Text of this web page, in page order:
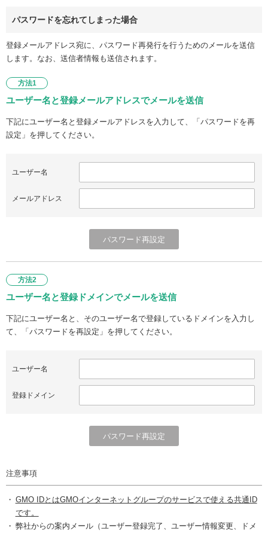
パスワードを忘れてしまった場合
登録メールアドレス宛に、パスワード再発行を行うためのメールを送信
します。なお、送信者情報も送信されます。
方法1
ユーザー名と登録メールアドレスでメールを送信
下記にユーザー名と登録メールアドレスを入力して、「パスワードを再
設定」を押してください。
ユーザー名
メールアドレス
方法2
ユーザー名と登録ドメインでメールを送信
下記にユーザー名と、そのユーザー名で登録しているドメインを入力し
て、「パスワードを再設定」を押してください。
ユーザー名
登録ドメイン
注意事項
GMO IDとはGMOインターネットグループのサービスで使える共通ID
です。
弊社からの案内メール（ユーザー登録完了、ユーザー情報変更、ドメ